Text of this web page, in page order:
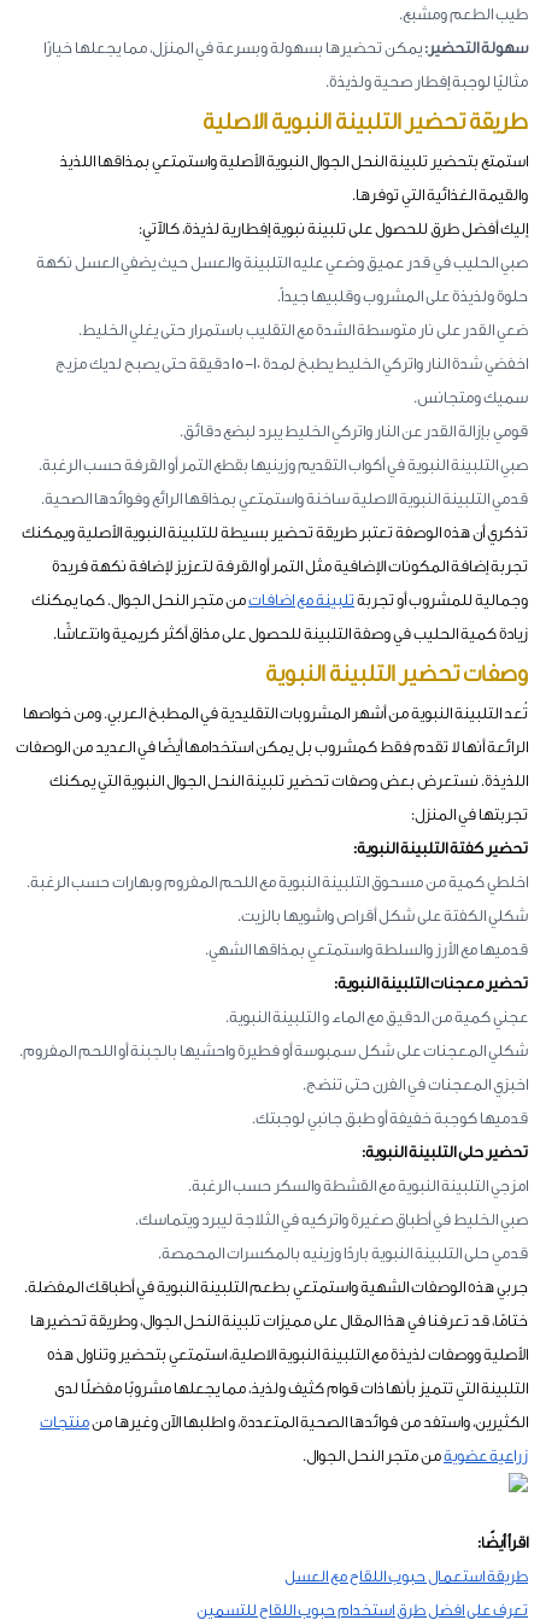
طيب الطعم ومشبع.
سهولة التحضير: يمكن تحضيرها بسهولة وبسرعة في المنزل، مما يجعلها خيارًا
مثاليًا لوجبة إفطار صحية ولذيذة.
طريقة تحضير التلبينة النبوية الاصلية
استمتع بتحضير تلبينة النحل الجوال النبوية الأصلية واستمتعي بمذاقها اللذيذ
والقيمة الغذائية التي توفرها.
إليك أفضل طرق للحصول على تلبينة نبوية إفطارية لذيذة، كالآتي:
صبي الحليب في قدر عميق وضعي عليه التلبينة والعسل حيث يضفي العسل نكهة
حلوة ولذيذة على المشروب وقلبيها جيداً.
ضعي القدر على نار متوسطة الشدة مع التقليب باستمرار حتى يغلي الخليط.
اخفضي شدة النار واتركي الخليط يطبخ لمدة 10-15 دقيقة حتى يصبح لديك مزيج
سميك ومتجانس.
قومي بإزالة القدر عن النار واتركي الخليط يبرد لبضع دقائق.
صبي التلبينة النبوية في أكواب التقديم وزينيها بقطع التمر أو القرفة حسب الرغبة.
قدمي التلبينة النبوية الاصلية ساخنة واستمتعي بمذاقها الرائع وفوائدها الصحية.
تذكري أن هذه الوصفة تعتبر طريقة تحضير بسيطة للتلبينة النبوية الأصلية ويمكنك
تجربة إضافة المكونات الإضافية مثل التمر أو القرفة لتعزيز لإضافة نكهة فريدة
وجمالية للمشروب أو تجربةتلبينة مع اضافاتمن متجر النحل الجوال. كما يمكنك
زيادة كمية الحليب في وصفة التلبينة للحصول على مذاق أكثر كريمية وانتعاشًا.
وصفات تحضير التلبينة النبوية
تُعد التلبينة النبوية من أشهر المشروبات التقليدية في المطبخ العربي. ومن خواصها
الرائعة أنها لا تقدم فقط كمشروب بل يمكن استخدامها أيضًا في العديد من الوصفات
اللذيذة. نستعرض بعض وصفات تحضير تلبينة النحل الجوال النبوية التي يمكنك
تجربتها في المنزل:
تحضير كفتة التلبينة النبوية:
اخلطي كمية من مسحوق التلبينة النبوية مع اللحم المفروم وبهارات حسب الرغبة.
شكلي الكفتة على شكل أقراص واشويها بالزيت.
قدميها مع الأرز والسلطة واستمتعي بمذاقها الشهي.
تحضير معجنات التلبينة النبوية:
عجني كمية من الدقيق مع الماء و التلبينة النبوية.
شكلي المعجنات على شكل سمبوسة أو فطيرة واحشيها بالجبنة أو اللحم المفروم.
اخبزي المعجنات في الفرن حتى تنضج.
قدميها كوجبة خفيفة أو طبق جانبي لوجبتك.
تحضير حلى التلبينة النبوية:
امزجي التلبينة النبوية مع القشطة والسكر حسب الرغبة.
صبي الخليط في أطباق صغيرة واتركيه في الثلاجة ليبرد ويتماسك.
قدمي حلى التلبينة النبوية باردًا وزينيه بالمكسرات المحمصة.
جربي هذه الوصفات الشهية واستمتعي بطعم التلبينة النبوية في أطباقك المفضلة.
ختامًا، قد تعرفنا في هذا المقال على مميزات تلبينة النحل الجوال، وطريقة تحضيرها
الأصلية ووصفات لذيذة مع التلبينة النبوية الاصلية، استمتعي بتحضير وتناول هذه
التلبينة التي تتميز بأنها ذات قوام كثيف ولذيذ، مما يجعلها مشروبًا مفضلًا لدى
الكثيرين، واستفد من فوائدها الصحية المتعددة، و اطلبها الآن وغيرها منمنتجات
زراعية عضويةمن متجر النحل الجوال.
اقرأ أيضًا:
طريقة استعمال حبوب اللقاح مع العسل
تعرف على افضل طرق استخدام حبوب اللقاح للتسمين